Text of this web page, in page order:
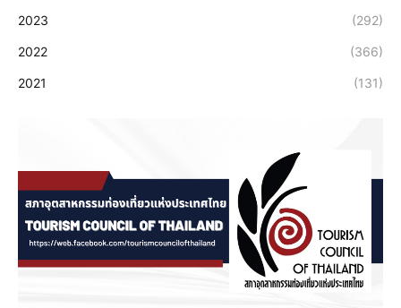
2023 (292)
2022 (366)
2021 (131)